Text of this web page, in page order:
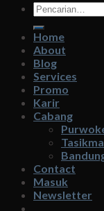
Pencarian
untuk:
Home
About
Blog
Services
Promo
Karir
Cabang
Contact
Masuk
Newsletter